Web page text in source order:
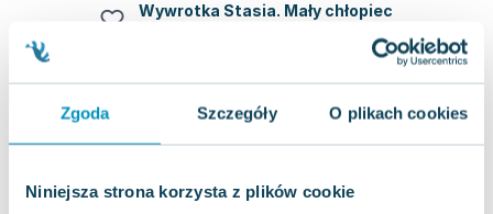
Zgoda Szczegóły O plikach cookies
Niniejsza strona korzysta z plików cookie
Wywrotka Stasia. Mały chłopiec
rozwijać wyobraźnię. Na końcu książki...
5.0